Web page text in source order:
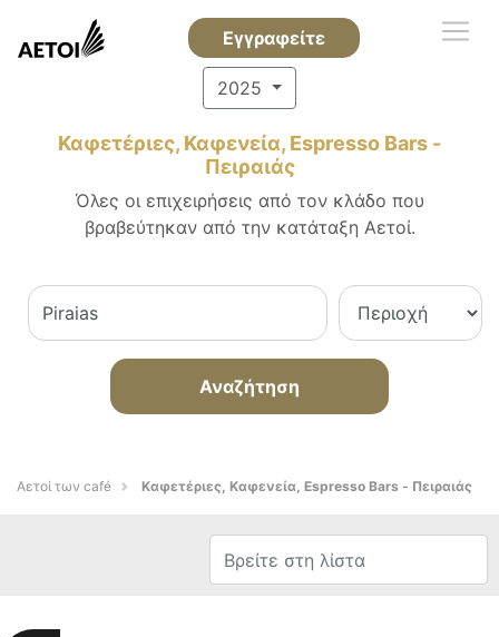
Εγγραφείτε
2025
Καφετέριες, Καφενεία, Espresso Bars -
Πειραιάς
Όλες οι επιχειρήσεις από τον κλάδο που
βραβεύτηκαν από την κατάταξη Αετοί.
Αναζήτηση
Αετοί των café Καφετέριες, Καφενεία, Espresso Bars - Πειραιάς